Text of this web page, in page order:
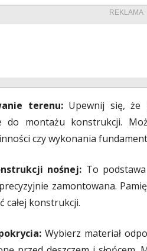
REKLAMA
terenu:Upewnij się, że
do montażu konstrukcji.
czy wykonania
nośnej: To
zamontowana.
całej konstrukcji.
Wybierz materiał